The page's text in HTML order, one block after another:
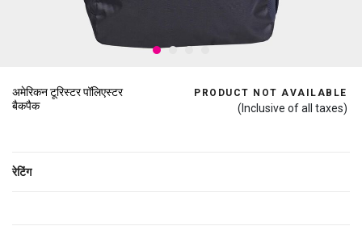
अमेरिकन टूरिस्टर पॉलिएस्टर
बैकपैक
PRODUCT NOT AVAILABLE
(Inclusive of all taxes)
रेटिंग